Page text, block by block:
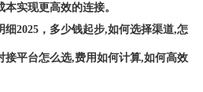
实现更高效的连接。
细2025，多少钱起步,如何选择渠道,怎
接平台怎么选,费用如何计算,如何高效